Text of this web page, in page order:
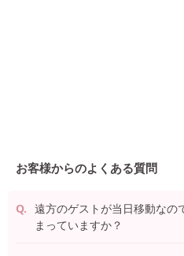
お客様からのよくある質問
遠方のゲストが当日移動なの
まっていますか？